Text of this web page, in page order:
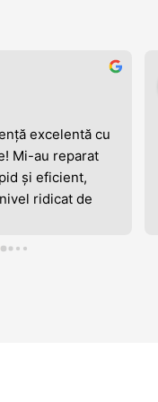
excelentă cu
Mi-au reparat
și eficient,
ridicat de
Am apreciat